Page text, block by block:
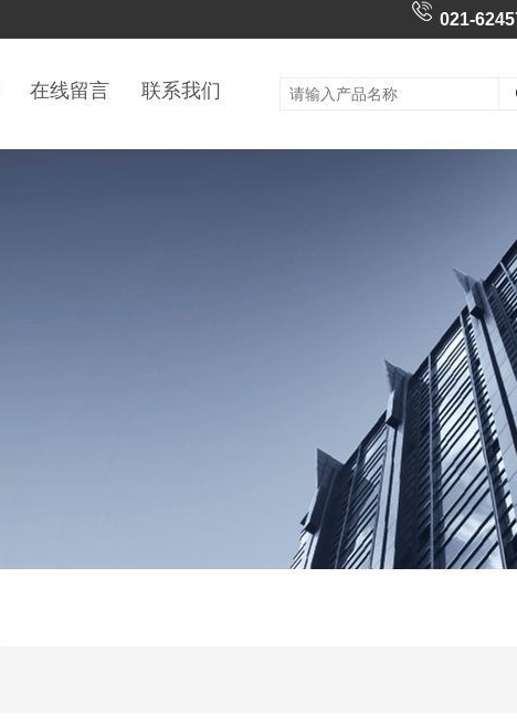
021-
在线留言 联系我们